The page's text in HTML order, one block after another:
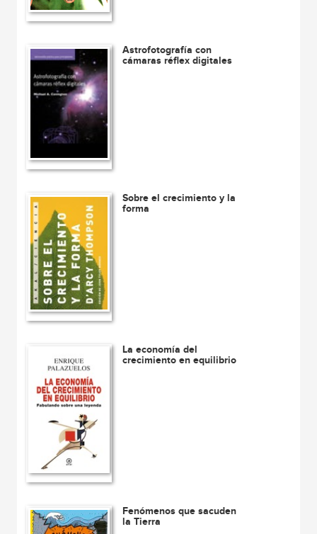
Astrofotografía con
cámaras réflex digitales
Sobre el crecimiento y la
forma
La economía del
crecimiento en equilibrio
Fenómenos que sacuden
la Tierra